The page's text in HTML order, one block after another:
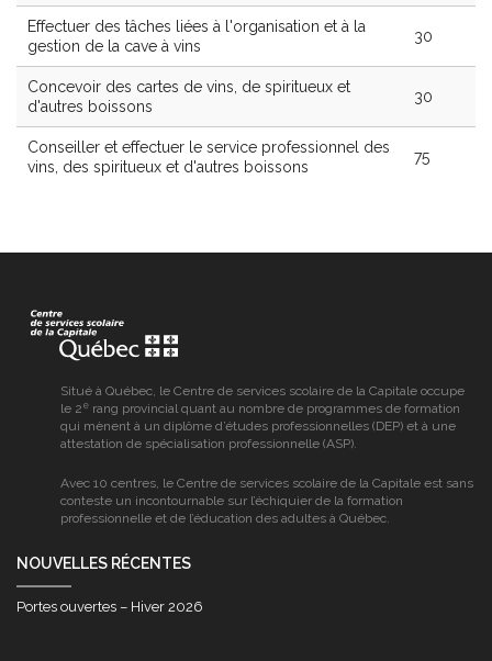
Effectuer des tâches liées à l'organisation et à la
gestion de la cave à vins
30
Concevoir des cartes de vins, de spiritueux et
d'autres boissons
30
Conseiller et effectuer le service professionnel des
vins, des spiritueux et d'autres boissons
75
Centre
de
services
Capitale
Situé à Québec, le Centre de services scolaire de la Capitale occupe
le 2 e rang provincial quant au nombre de programmes de formation
qui mènent à un diplôme d’études professionnelles (DEP) et à une
attestation de spécialisation professionnelle (ASP).
Avec 10 centres, le Centre de services scolaire de la Capitale est sans
conteste un incontournable sur l’échiquier de la formation
professionnelle et de l’éducation des adultes à Québec.
NOUVELLES RÉCENTES
Portes ouvertes – Hiver 2026